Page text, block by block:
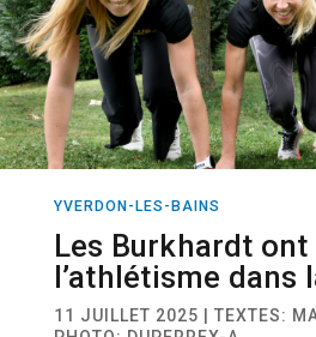
YVERDON-LES-BAINS
Les Burkhardt ont
l’athlétisme dans
11 JUILLET 2025 | TEXTES: